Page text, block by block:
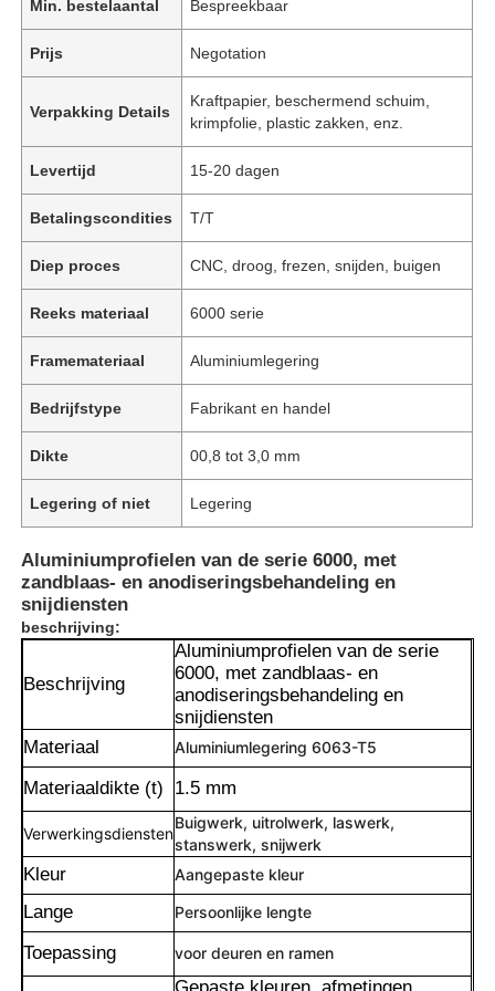
Min. bestelaantal Bespreekbaar
Prijs Negotation
Verpakking Details
Kraftpapier, beschermend schuim,
krimpfolie, plastic zakken, enz.
Levertijd 15-20 dagen
Betalingscondities T/T
Diep proces CNC, droog, frezen, snijden, buigen
Reeks materiaal 6000 serie
Framemateriaal Aluminiumlegering
Bedrijfstype Fabrikant en handel
Dikte 00,8 tot 3,0 mm
Legering of niet Legering
Aluminiumprofielen van de serie 6000, met
zandblaas- en anodiseringsbehandeling en
snijdiensten
beschrijving:
Beschrijving
Aluminiumprofielen van de serie
6000, met zandblaas- en
anodiseringsbehandeling en
snijdiensten
Materiaal
Aluminiumlegering 6063-T5
Materiaaldikte (t) 1.5 mm
Verwerkingsdiensten
Buigwerk, uitrolwerk, laswerk,
stanswerk, snijwerk
Kleur Aangepaste kleur
Lange Persoonlijke lengte
Toepassing voor deuren en ramen
Gepaste kleuren, afmetingen,